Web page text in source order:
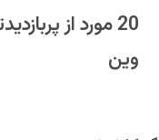
20 مورد از
وین